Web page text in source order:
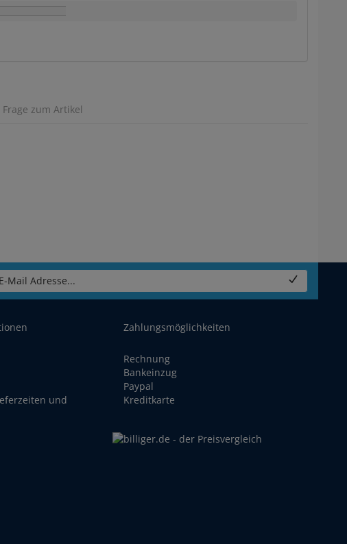
zum Artikel
Mail Adresse...
und
Zahlungsmöglichkeiten
Rechnung
Bankeinzug
Paypal
Kreditkarte